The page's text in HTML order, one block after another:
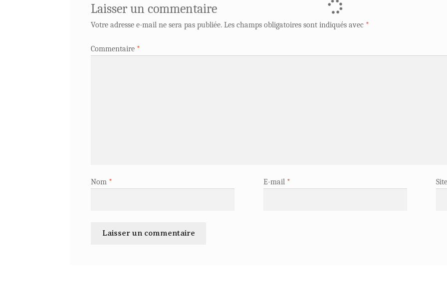
Laisser un commentaire
Votre adresse e-mail ne sera pas publiée. Les champs obligatoires sont indiqués avec *
Commentaire *
Nom * E-mail *